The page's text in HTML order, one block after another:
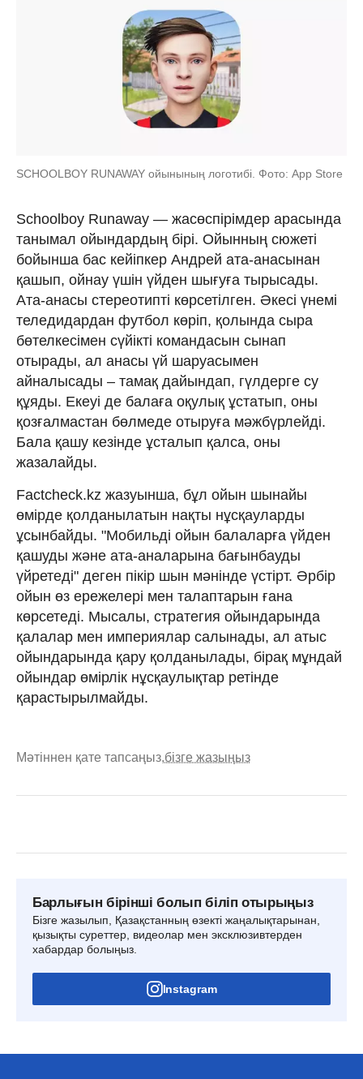
SCHOOLBOY RUNAWAY ойынының логотибі. Фото: App Store
Schoolboy Runaway — жасөспірімдер арасында
танымал ойындардың бірі. Ойынның сюжеті
бойынша бас кейіпкер Андрей ата-анасынан
қашып, ойнау үшін үйден шығуға тырысады.
Ата-анасы стереотипті көрсетілген. Әкесі үнемі
теледидардан футбол көріп, қолында сыра
бөтелкесімен сүйікті командасын сынап
отырады, ал анасы үй шаруасымен
айналысады – тамақ дайындап, гүлдерге су
құяды. Екеуі де балаға оқулық ұстатып, оны
қозғалмастан бөлмеде отыруға мәжбүрлейді.
Бала қашу кезінде ұсталып қалса, оны
жазалайды.
Factcheck.kz жазуынша, бұл ойын шынайы
өмірде қолданылатын нақты нұсқауларды
ұсынбайды. "Мобильді ойын балаларға үйден
қашуды және ата-аналарына бағынбауды
үйретеді" деген пікір шын мәнінде үстірт. Әрбір
ойын өз ережелері мен талаптарын ғана
көрсетеді. Мысалы, стратегия ойындарында
қалалар мен империялар салынады, ал атыс
ойындарында қару қолданылады, бірақ мұндай
ойындар өмірлік нұсқаулықтар ретінде
қарастырылмайды.
Мәтіннен қате тапсаңыз,бізге жазыңыз
Барлығын бірінші болып біліп отырыңыз
Бізге жазылып, Қазақстанның өзекті жаңалықтарынан,
қызықты суреттер, видеолар мен эксклюзивтерден
хабардар болыңыз.
Instagram